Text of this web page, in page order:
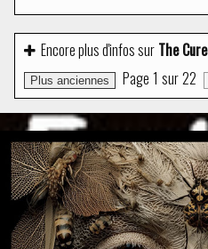
Encore plus d'infos sur The Cure
Plus anciennes Page 1 sur22